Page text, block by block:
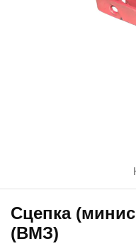
Сцепка
(ВМЗ)